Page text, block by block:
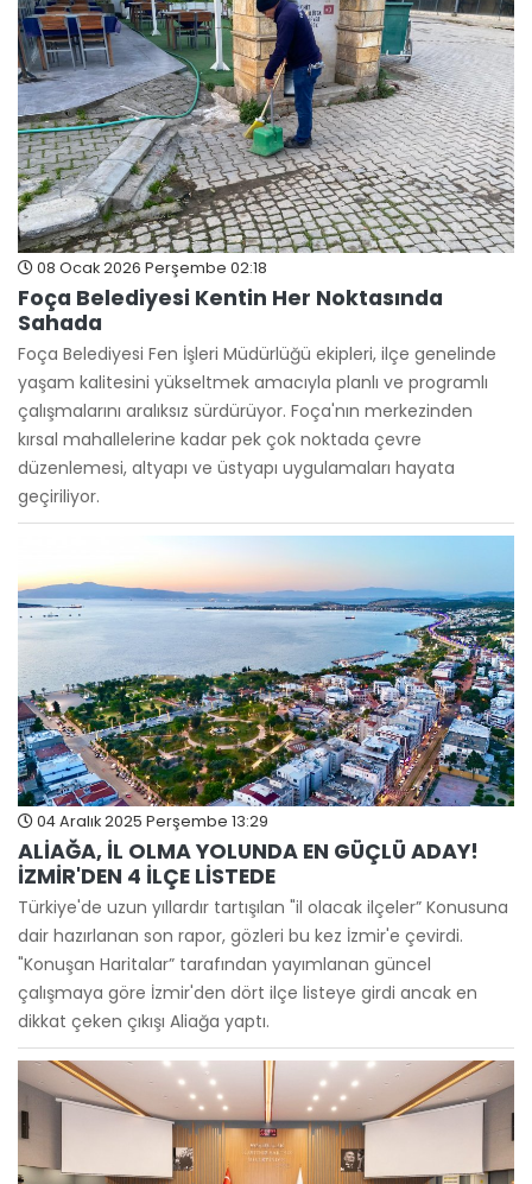
08 Ocak 2026 Perşembe 02:18
Foça Belediyesi Kentin Her Noktasında
Sahada
Foça Belediyesi Fen İşleri Müdürlüğü ekipleri, ilçe genelinde
yaşam kalitesini yükseltmek amacıyla planlı ve programlı
çalışmalarını aralıksız sürdürüyor. Foça'nın merkezinden
kırsal mahallelerine kadar pek çok noktada çevre
düzenlemesi, altyapı ve üstyapı uygulamaları hayata
geçiriliyor.
04 Aralık 2025 Perşembe 13:29
ALİAĞA, İL OLMA YOLUNDA EN GÜÇLÜ ADAY!
İZMİR'DEN 4 İLÇE LİSTEDE
Türkiye'de uzun yıllardır tartışılan "il olacak ilçeler” Konusuna
dair hazırlanan son rapor, gözleri bu kez İzmir'e çevirdi.
"Konuşan Haritalar” tarafından yayımlanan güncel
çalışmaya göre İzmir'den dört ilçe listeye girdi ancak en
dikkat çeken çıkışı Aliağa yaptı.